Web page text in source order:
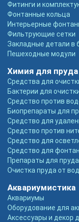
Фитинги и
Фонтанные кольца
Интерьерные
Фильтрующие сетки
Закладные детали в
Пешеходные модули
Химия для
Средства для
Бактерии для
Средство против
Биопрепараты для
Средство для
Средство против
Средство для
Средство для
Препараты для пруда
Очистка пруда от
Аквариумистика
Аквариумы
Оборудование для
Аксессуары и декор